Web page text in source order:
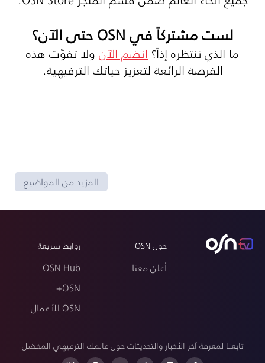
لست مشتركاً في OSN حتى الآن؟
ما الذي تنتظره إذاً؟انضم الآنولا تفوّت هذه
الفرصة الرائعة لتعزيز حياتك الترفيهية.
المزيد من المواضيع
حول OSN
أعلن معنا
روابط سريعة
OSN Hub
OSN+
OSN للأعمال
تابعنا لمعرفة آخر الأخبار والتحديثات حول عالمك الترفيهي المفضل